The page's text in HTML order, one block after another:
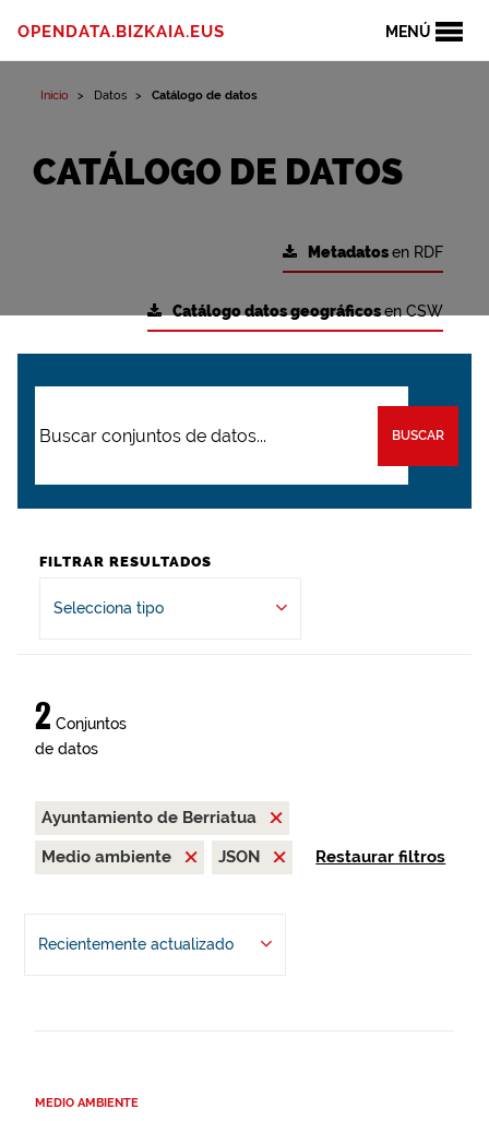
MENÚ
OPENDATA.BIZKAIA.EUS
Inicio Datos Catálogo de datos
CATÁLOGO DE DATOS
Metadatosen RDF
Catálogo datos geográficosen CSW
BUSCAR
FILTRAR RESULTADOS
Selecciona tipo
2 Conjuntos
de datos
Ayuntamiento de Berriatua
Medio ambiente
JSON Restaurar filtros
Recientemente actualizado
MEDIO AMBIENTE